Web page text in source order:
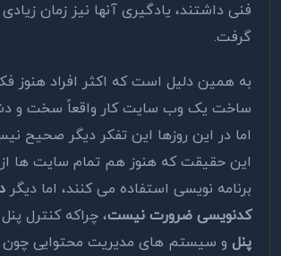
فنی داشتند، یادگیری آنها نیز زمان
گرفت.
به همین دلیل است که اکثر افراد هنوز
ساخت یک وب سایت کار واقعاً سخت و
اما در این روزها این تفکر دیگر صحیح
این حقیقت که هنوز هم تمام سایت ها
برنامه نویسی استفاده می کنند، اما دیگر
کدنویسی ضرورت نیست، چراکه کنترل
پنل و سیستم های مدیریت محتوایی چون